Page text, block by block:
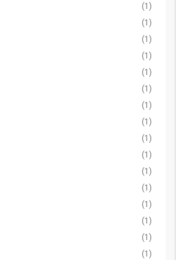
(1)
(1)
(1)
(1)
(1)
(1)
(1)
(1)
(1)
(1)
(1)
(1)
(1)
(1)
(1)
(1)